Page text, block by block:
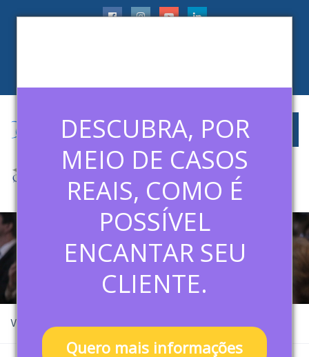
DESCUBRA, POR
MEIO DE CASOS
REAIS, COMO É
POSSÍVEL
ENCANTAR SEU
CLIENTE.
Quero mais informações
POLÍTICA DE PRIVACIDADE
Você está aqui: Home Política de Privacidade